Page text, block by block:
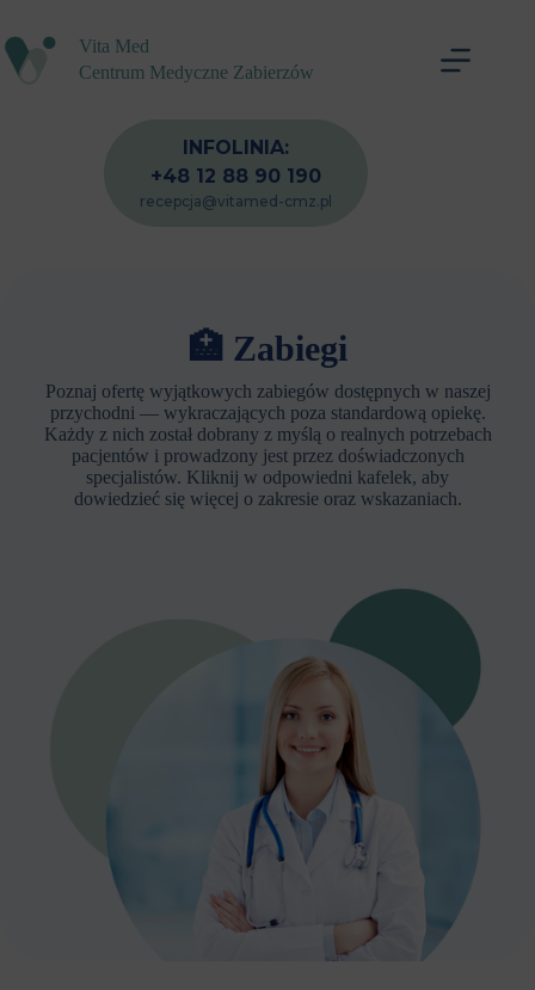
treści
Vita Med
Centrum Medyczne Zabierzów
INFOLINIA:
+48 12 88 90 190
recepcja@vitamed-cmz.pl
🏥 Zabiegi
Poznaj ofertę wyjątkowych zabiegów dostępnych w naszej
przychodni — wykraczających poza standardową opiekę.
Każdy z nich został dobrany z myślą o realnych potrzebach
pacjentów i prowadzony jest przez doświadczonych
specjalistów. Kliknij w odpowiedni kafelek, aby
dowiedzieć się więcej o zakresie oraz wskazaniach.